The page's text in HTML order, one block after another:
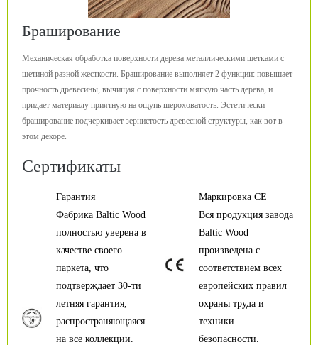
Браширование
Механическая обработка поверхности дерева металлическими щетками с
щетиной разной жесткости. Браширование выполняет 2 функции: повышает
прочность древесины, вычищая с поверхности мягкую часть дерева, и
придает материалу приятную на ощупь шероховатость. Эстетически
браширование подчеркивает зернистость древесной структуры, как вот в
этом декоре.
Сертификаты
Маркировка CE
Вся продукция завода
Baltic Wood
произведена с
соответствием всех
европейских правил
охраны труда и
техники
безопасности.
Гарантия
Фабрика Baltic Wood
полностью уверена в
качестве своего
паркета, что
подтверждает 30-ти
летняя гарантия,
распространяющаяся
на все коллекции.